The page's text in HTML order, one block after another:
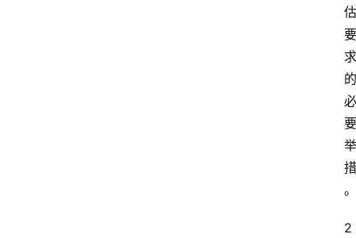
估
要
求
的
必
要
举
措
。
2